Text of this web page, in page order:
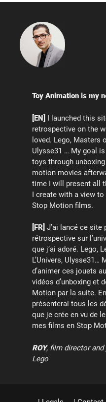
Toy Animation is my
[EN] I launched this
retrospective on the
loved. Lego, Masters
Ulysse31 … My goal
toys through
motion movies
time I will present all
I create with a view
Stop Motion films.
[FR] J’ai lancé ce site
rétrospective sur
que j’ai adoré. Lego,
L’Univers, Ulysse31…
d’animer ces jouets
vidéos d’unboxing et
Motion par la suite.
présenterai tous les
que je crée en vu de
mes films en Stop
ROY, film director
Lego